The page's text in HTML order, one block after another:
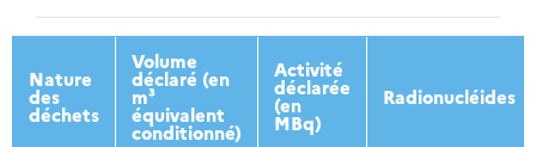
2013 2014 2015 2016
Nature
des
déchets
Volume
déclaré (en
m³
équivalent
conditionné)
Activité
déclarée
(en
MBq)
Radionucléides